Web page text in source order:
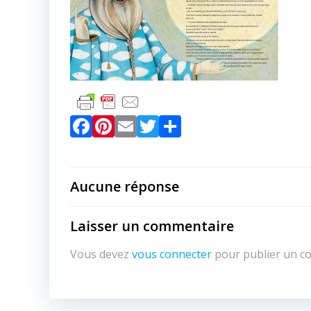
Facebook
Pinterest
EmailTwitter
Aucune réponse
Laisser un commentaire
Vous devez vous connecter pour publier un